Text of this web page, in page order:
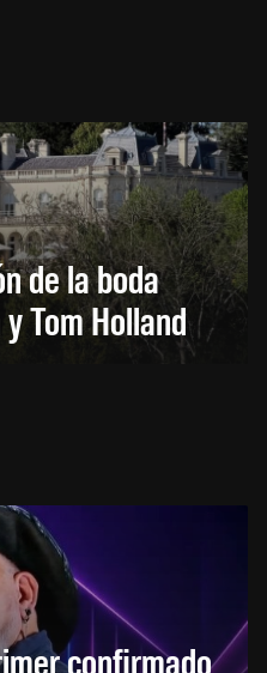
de la boda
Tom Holland
confirmado